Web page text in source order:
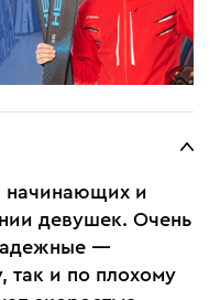
начинающих и
девушек. Очень
—
так и по плохому